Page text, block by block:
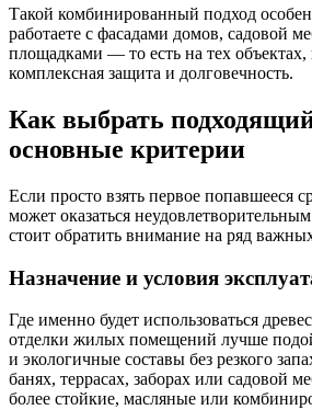
Такой комбинированный подход
работаете с фасадами домов, садовой
площадками — то есть на тех объектах,
комплексная защита и долговечность.
Как выбрать
основные критерии
Если просто взять первое попавшееся
может оказаться
стоит обратить внимание на ряд
Назначение и условия
Где именно будет использоваться
отделки жилых помещений лучше
и экологичные составы без резкого
банях, террасах, заборах или садовой
более стойкие, масляные или